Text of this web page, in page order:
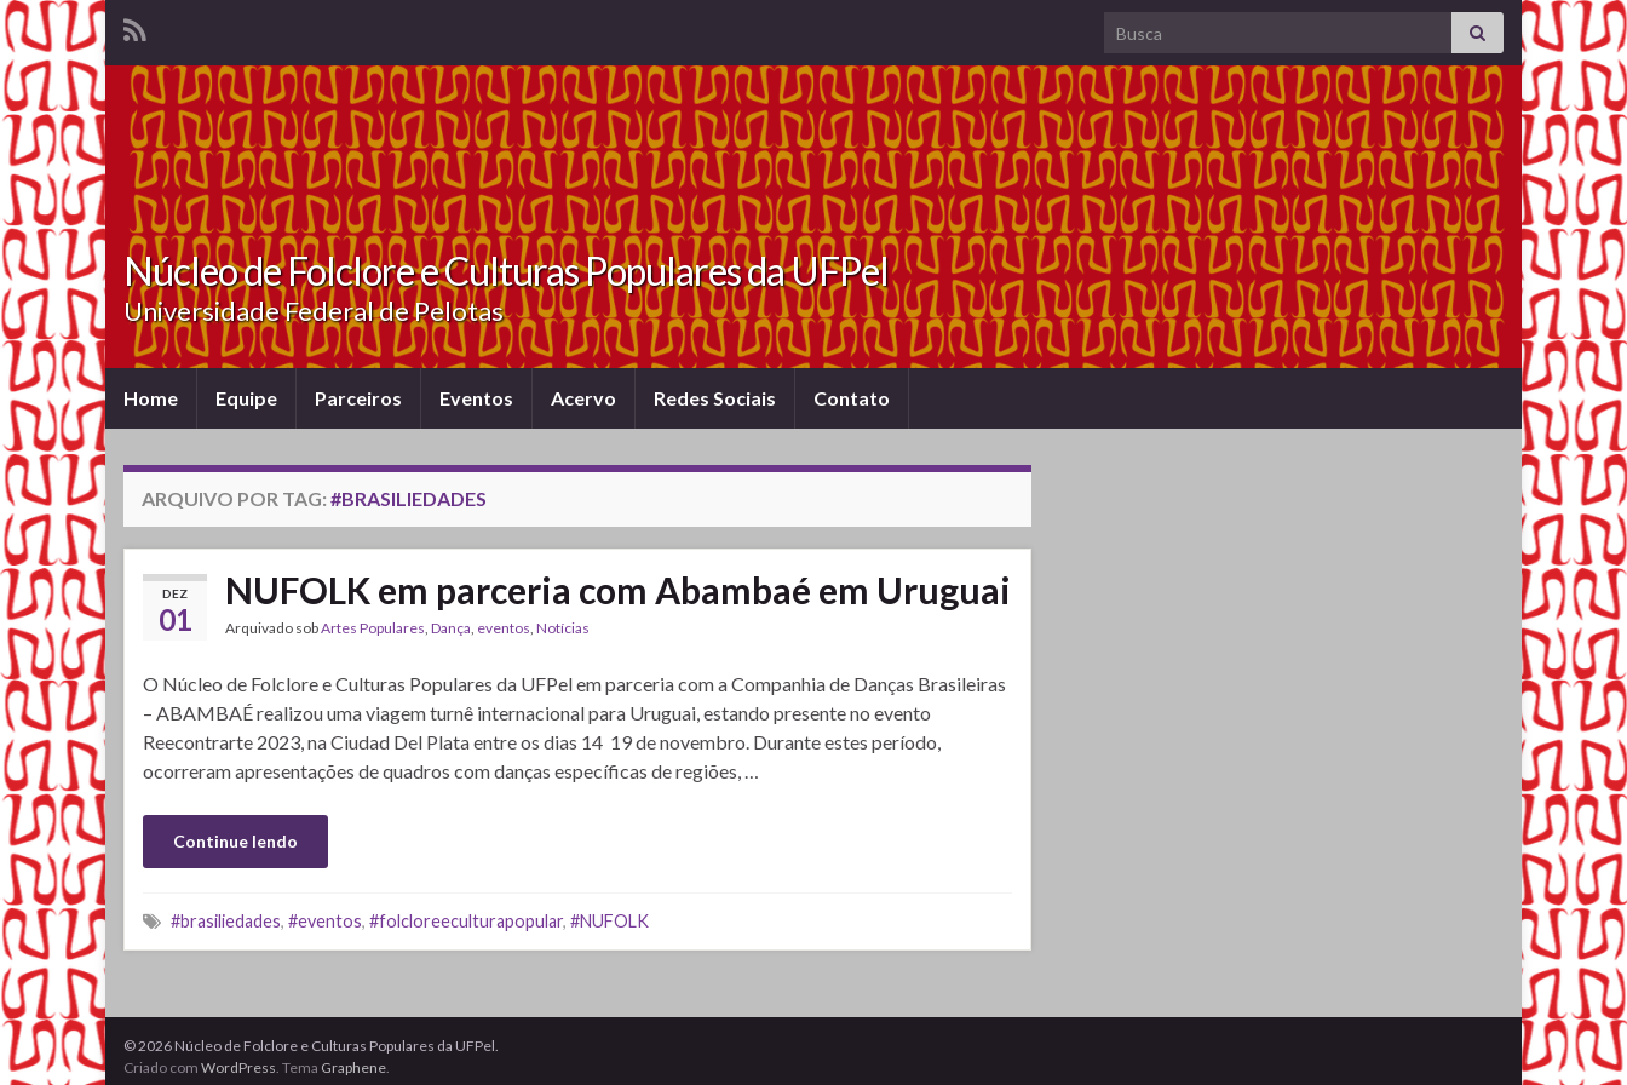
Search for:
Núcleo de Folclore e Culturas Populares da UFPel
Universidade Federal de Pelotas
Home Equipe Parceiros Eventos Acervo Redes Sociais Contato
ARQUIVO POR TAG: #BRASILIEDADES
DEZ
01
NUFOLK em parceria com Abambaé em Uruguai
Arquivado sobArtes Populares, Dança, eventos, Notícias
O Núcleo de Folclore e Culturas Populares da UFPel em parceria com a Companhia de Danças Brasileiras
– ABAMBAÉ realizou uma viagem turnê internacional para Uruguai, estando presente no evento
Reecontrarte 2023, na Ciudad Del Plata entre os dias 14 19 de novembro. Durante estes período,
ocorreram apresentações de quadros com danças específicas de regiões, …
Continue lendo
#brasiliedades, #eventos, #folcloreeculturapopular, #NUFOLK
© 2026 Núcleo de Folclore e Culturas Populares da UFPel.
Criado com WordPress. Tema Graphene.